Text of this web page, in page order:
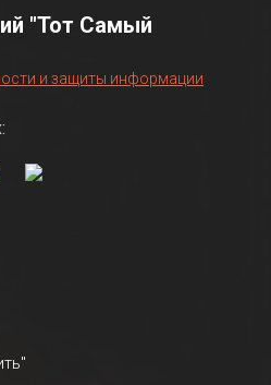
"Тот Самый
и защиты информации